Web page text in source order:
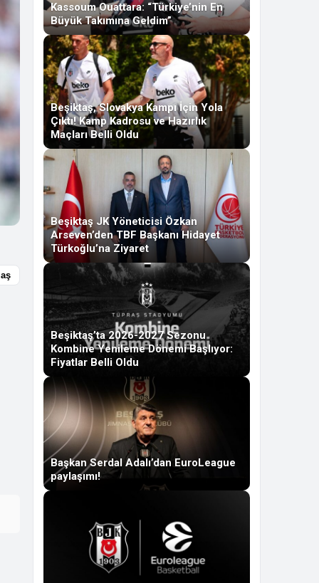
Kassoum Ouattara: “Türkiye’nin En
Büyük Takımına Geldim”
Beşiktaş, Slovakya Kampı İçin Yola
Çıktı! Kamp Kadrosu ve Hazırlık
Maçları Belli Oldu
Beşiktaş JK Yöneticisi Özkan
Arseven’den TBF Başkanı Hidayet
Türkoğlu’na Ziyaret
Beşiktaş’ta 2026-2027 Sezonu
Kombine Yenileme Dönemi Başlıyor:
Fiyatlar Belli Oldu
Başkan Serdal Adalı’dan EuroLeague
paylaşımı!